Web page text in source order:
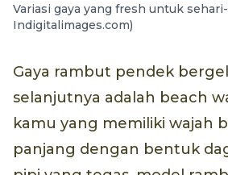
Variasi gaya yang fresh untuk
Indigitalimages.com)
Gaya rambut pendek
selanjutnya adalah beach
kamu yang memiliki wajah
panjang dengan bentuk